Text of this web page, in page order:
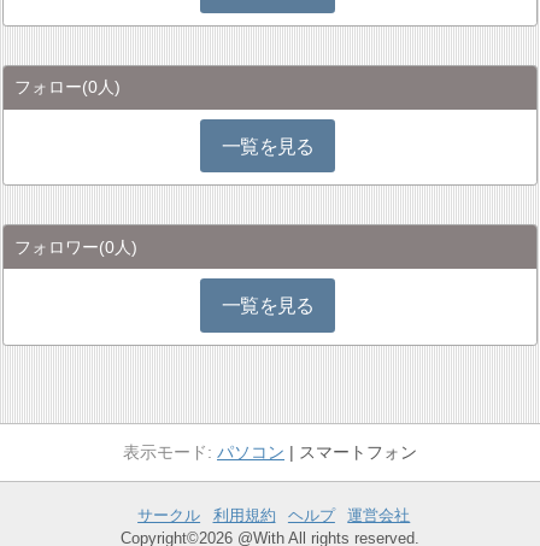
フォロー(0人)
一覧を見る
フォロワー(0人)
一覧を見る
パソコン スマートフォン
サークル 利用規約 ヘルプ
運営会社
Copyright©2026 @With All rights reserved.